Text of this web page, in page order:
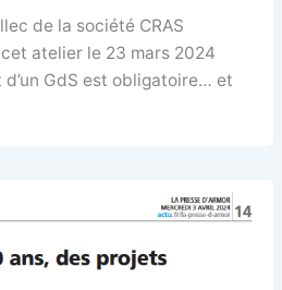
de la société CRAS
atelier le 23 mars 2024
d’un GdS est obligatoire… et